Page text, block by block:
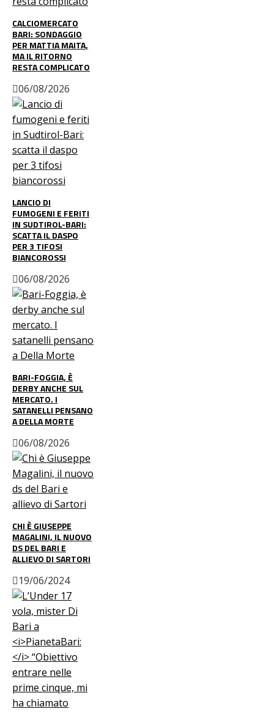
CALCIOMERCATO
BARI: SONDAGGIO
PER MATTIA MAITA,
MA IL RITORNO
RESTA COMPLICATO
06/08/2026
LANCIO DI
FUMOGENI E FERITI
IN SUDTIROL-BARI:
SCATTA IL DASPO
PER 3 TIFOSI
BIANCOROSSI
06/08/2026
BARI-FOGGIA, È
DERBY ANCHE SUL
MERCATO. I
SATANELLI PENSANO
A DELLA MORTE
06/08/2026
CHI È GIUSEPPE
MAGALINI, IL NUOVO
DS DEL BARI E
ALLIEVO DI SARTORI
19/06/2024